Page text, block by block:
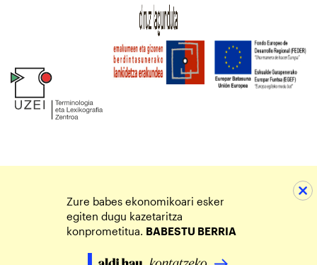
Zure babes ekonomikoari esker
egiten dugu kazetaritza
konprometitua. BABESTU BERRIA